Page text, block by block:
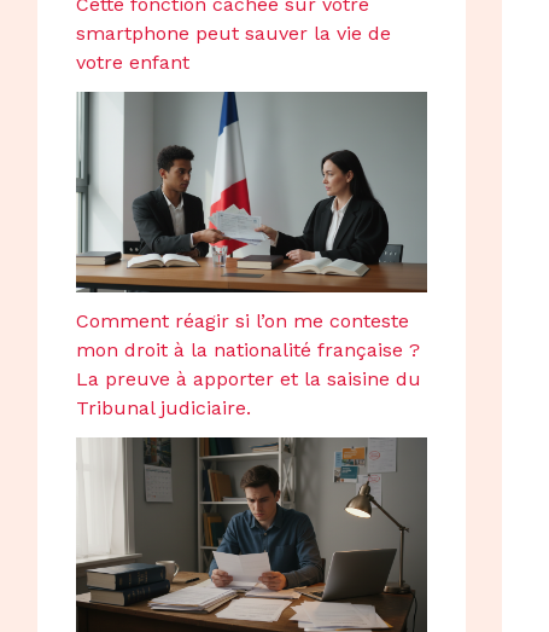
Cette fonction cachée sur votre
smartphone peut sauver la vie de
votre enfant
Comment réagir si l’on me conteste
mon droit à la nationalité française ?
La preuve à apporter et la saisine du
Tribunal judiciaire.